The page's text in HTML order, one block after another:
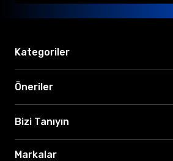
Kategoriler
Öneriler
Bizi Tanıyın
Markalar